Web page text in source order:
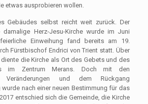
etwas ausprobieren wollen.
Gebäudes selbst reicht weit zurück. Der
Herz-Jesu-Kirche wurde im Juni
Einweihung fand bereits am 19.
Fürstbischof Endrici von Trient statt. Über
die Kirche als Ort des Gebets und des
im Zentrum Merans. Doch mit den
Veränderungen und dem Rückgang
nach einer neuen Bestimmung für das
entschied sich die Gemeinde, die Kirche